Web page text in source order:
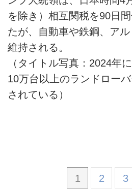
を除き）相互関税を90日
たが、自動車や鉄鋼、ア
維持される。
（タイトル写真：2024年
10万台以上のランドロー
されている）
1 2 3